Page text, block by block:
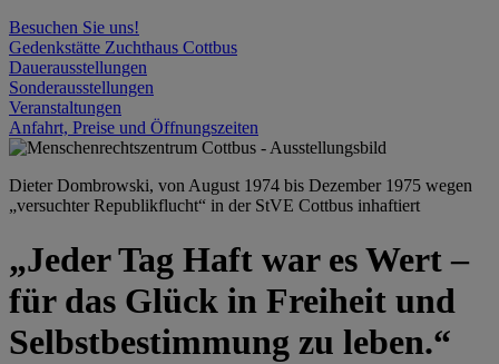
Besuchen Sie uns!
Gedenkstätte Zuchthaus Cottbus
Dauerausstellungen
Sonderausstellungen
Veranstaltungen
Anfahrt, Preise und Öffnungszeiten
Dieter Dombrowski, von August 1974 bis Dezember 1975 wegen
„versuchter Republikflucht“ in der StVE Cottbus inhaftiert
„Jeder Tag Haft war es Wert –
für das Glück in Freiheit und
Selbstbestimmung zu leben.“